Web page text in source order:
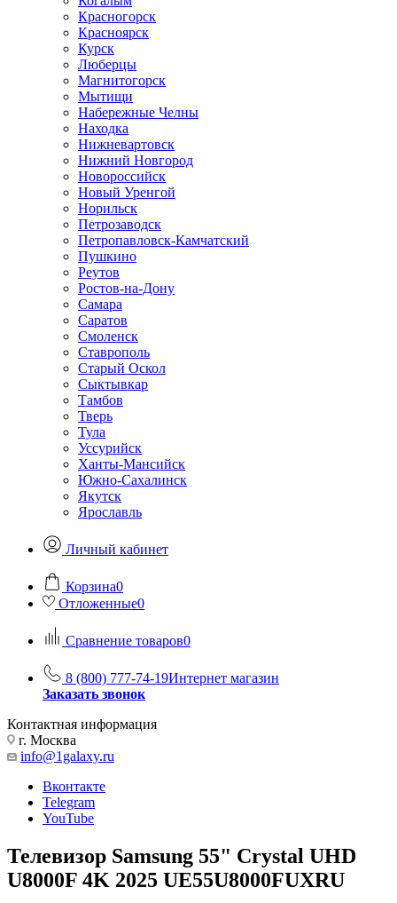
Красногорск
Красноярск
Курск
Люберцы
Магнитогорск
Мытищи
Набережные Челны
Находка
Нижневартовск
Нижний Новгород
Новороссийск
Новый Уренгой
Норильск
Петрозаводск
Петропавловск-Камчатский
Пушкино
Реутов
Ростов-на-Дону
Самара
Саратов
Смоленск
Ставрополь
Старый Оскол
Сыктывкар
Тамбов
Тверь
Тула
Уссурийск
Ханты-Мансийск
Южно-Сахалинск
Якутск
Ярославль
Личный кабинет
Корзина0
Отложенные0
Сравнение товаров0
8 (800) 777-74-19Интернет магазин
Заказать звонок
Контактная информация
г. Москва
info@1galaxy.ru
Вконтакте
Telegram
YouTube
Телевизор Samsung 55" Crystal UHD
U8000F 4K 2025 UE55U8000FUXRU